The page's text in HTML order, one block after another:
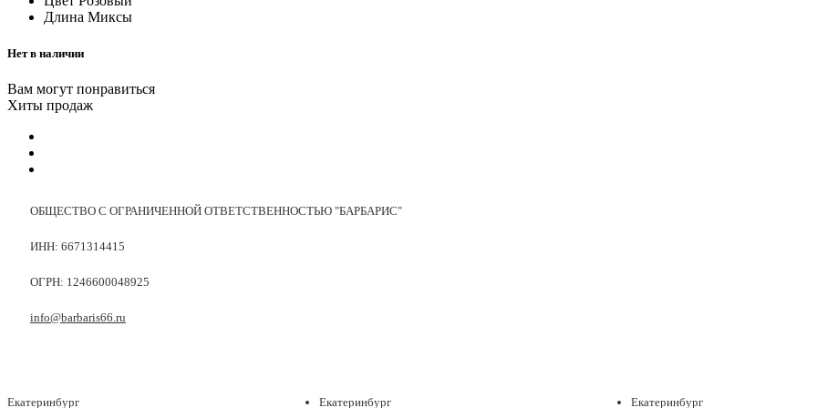
Длина Миксы
Нет в наличии
Вам могут понравиться
Хиты продаж
ОБЩЕСТВО С ОГРАНИЧЕННОЙ ОТВЕТСТВЕННОСТЬЮ "БАРБАРИС"
ИНН: 6671314415
ОГРН: 1246600048925
info@barbaris66.ru
Екатеринбург Екатеринбург Екатеринбург